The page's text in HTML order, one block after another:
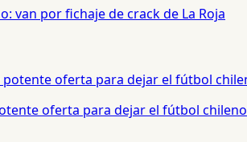
van por fichaje de crack de La Roja
oferta para dejar el fútbol chileno